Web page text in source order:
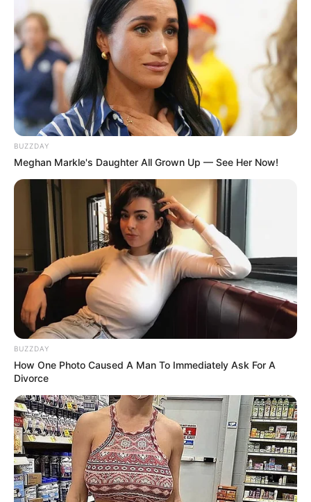
BUZZDAY
Meghan Markle's Daughter All Grown Up — See Her Now!
BUZZDAY
How One Photo Caused A Man To Immediately Ask For A
Divorce